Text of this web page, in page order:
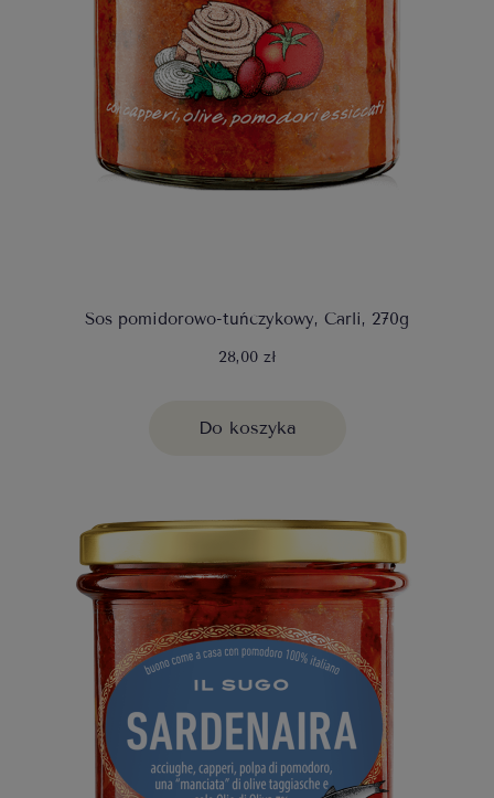
Sos pomidorowo-tuńczykowy, Carli, 270g
28,00 zł
Do koszyka